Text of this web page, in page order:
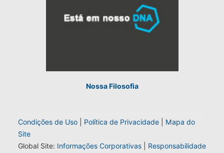
Nossa Filosofia
Condições de Uso Política de Privacidade
Mapa do
Site
Global Site: Informações Corporativas Responsabilidade